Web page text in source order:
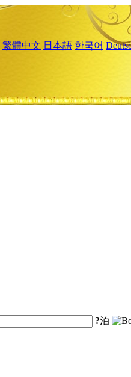
繁體中文 日本語 한국어
?泊